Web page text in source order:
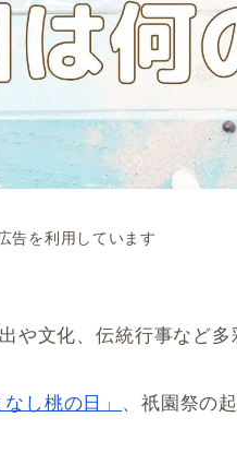
告を利用しています
や文化、伝統行事など多
なし桃の日」 、祇園祭の